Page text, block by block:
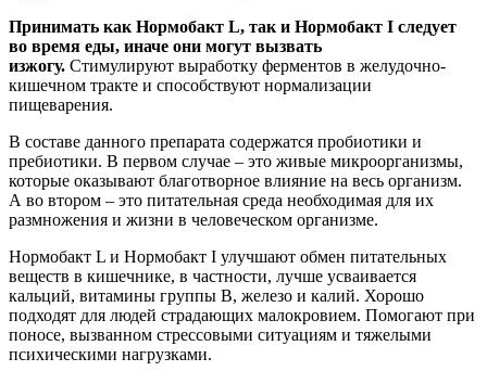
Принимать как Нормобакт L, так и Нормобакт I следует
во время еды, иначе они могут вызвать
изжогу. Стимулируют выработку ферментов в желудочно-
кишечном тракте и способствуют нормализации
пищеварения.
В составе данного препарата содержатся пробиотики и
пребиотики. В первом случае – это живые микроорганизмы,
которые оказывают благотворное влияние на весь организм.
А во втором – это питательная среда необходимая для их
размножения и жизни в человеческом организме.
Нормобакт L и Нормобакт I улучшают обмен питательных
веществ в кишечнике, в частности, лучше усваивается
кальций, витамины группы В, железо и калий. Хорошо
подходят для людей страдающих малокровием. Помогают при
поносе, вызванном стрессовыми ситуациям и тяжелыми
психическими нагрузками.